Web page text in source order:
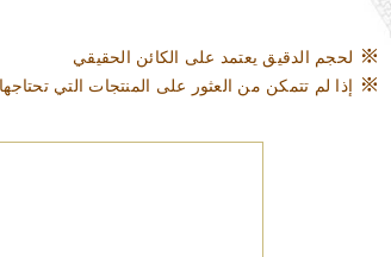
لحجم الدقيق يعتمد على الكائن الحقيقي
إذا لم تتمكن من العثور على المنتجات التي